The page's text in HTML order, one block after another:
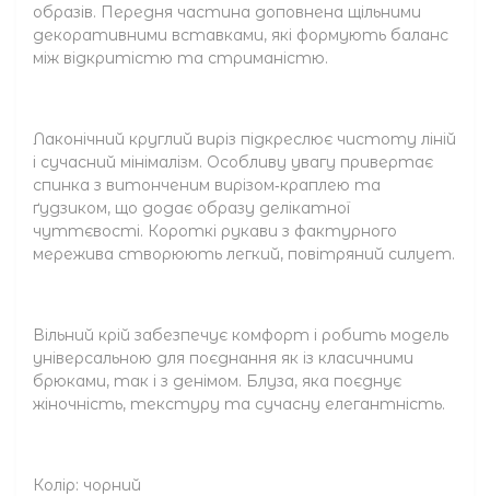
образів. Передня частина доповнена щільними
декоративними вставками, які формують баланс
між відкритістю та стриманістю.
Лаконічний круглий виріз підкреслює чистоту ліній
і сучасний мінімалізм. Особливу увагу привертає
спинка з витонченим вирізом‑краплею та
ґудзиком, що додає образу делікатної
чуттєвості. Короткі рукави з фактурного
мережива створюють легкий, повітряний силует.
Вільний крій забезпечує комфорт і робить модель
універсальною для поєднання як із класичними
брюками, так і з денімом. Блуза, яка поєднує
жіночність, текстуру та сучасну елегантність.
Колір: чорний